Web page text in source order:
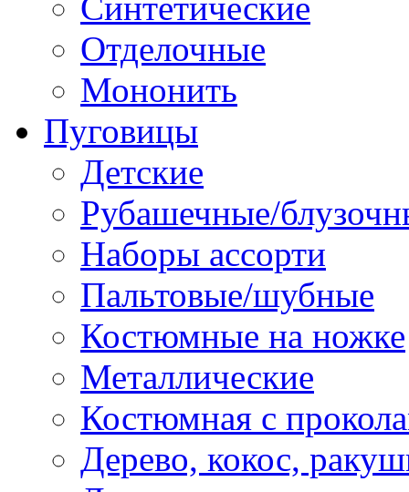
Отделочные
Мононить
Пуговицы
Детские
Рубашечные/
Наборы ассорти
Пальтовые/шубные
Костюмные на ножке
Металлические
Костюмная с
Дерево, кокос,